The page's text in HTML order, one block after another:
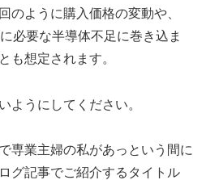
のように購入価格の変動や、
必要な半導体不足に巻き込ま
も想定されます。
ようにしてください。
専業主婦の私があっという間に
グ記事でご紹介するタイトル